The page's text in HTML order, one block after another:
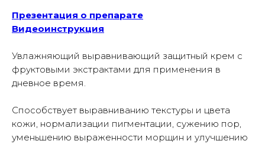
Презентация о препарате
Видеоинструкция
Увлажняющий выравнивающий защитный крем с
фруктовыми экстрактами для применения в
дневное время.
Способствует выравниванию текстуры и цвета
кожи, нормализации пигментации, сужению пор,
уменьшению выраженности морщин и улучшению